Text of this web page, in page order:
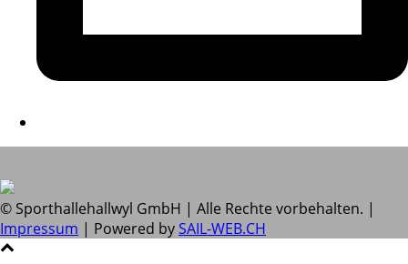
© Sporthallehallwyl GmbH | Alle Rechte vorbehalten. |
Impressum | Powered by SAIL-WEB.CH